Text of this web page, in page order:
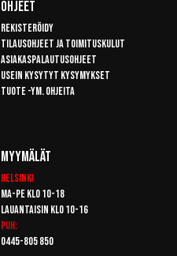
Ohjeet
Rekisteröidy
Tilausohjeet ja toimituskulut
Asiakaspalautusohjeet
Usein kysytyt kysymykset
Tuote -ym. ohjeita
Myymälät
Helsinki
Ma-pe klo 10-18
Lauantaisin klo 10-16
Puh:
0445-805 850